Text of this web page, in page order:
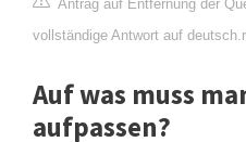
Antrag auf Entfernung der
vollständige Antwort auf
Auf was muss
aufpassen?